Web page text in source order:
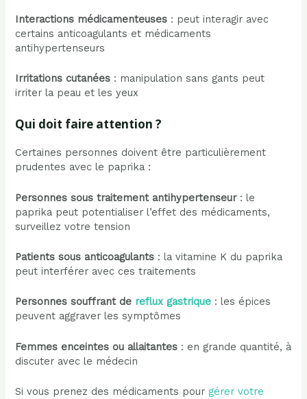
Interactions médicamenteuses : peut interagir avec
certains anticoagulants et médicaments
antihypertenseurs
Irritations cutanées : manipulation sans gants peut
irriter la peau et les yeux
Qui doit faire attention ?
Certaines personnes doivent être particulièrement
prudentes avec le paprika :
Personnes sous traitement antihypertenseur: le
paprika peut potentialiser l’effet des médicaments,
surveillez votre tension
Patients sous anticoagulants : la vitamine K du paprika
peut interférer avec ces traitements
Personnes souffrant de reflux gastrique : les épices
peuvent aggraver les symptômes
Femmes enceintes ou allaitantes : en grande quantité, à
discuter avec le médecin
Si vous prenez des médicaments pourgérer votre